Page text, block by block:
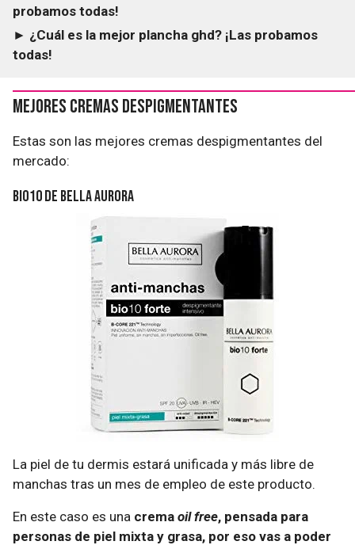
probamos todas!
► ¿Cuál es la mejor plancha ghd? ¡Las probamos
todas!
Mejores cremas despigmentantes
Estas son las mejores cremas despigmentantes del
mercado:
BIO10 de Bella Aurora
La piel de tu dermis estará unificada y más libre de
manchas tras un mes de empleo de este producto.
En este caso es una crema oil free, pensada para
personas de piel mixta y grasa, por eso vas a poder